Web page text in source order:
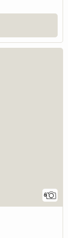
6